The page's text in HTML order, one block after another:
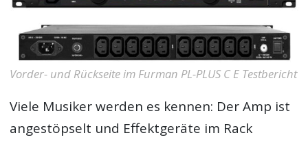
Vorder- und Rückseite im Furman PL-PLUS C E Testbericht
Viele Musiker werden es kennen: Der Amp ist
angestöpselt und Effektgeräte im Rack